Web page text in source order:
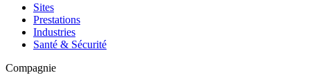
Sites
Prestations
Industries
Santé & Sécurité
Compagnie